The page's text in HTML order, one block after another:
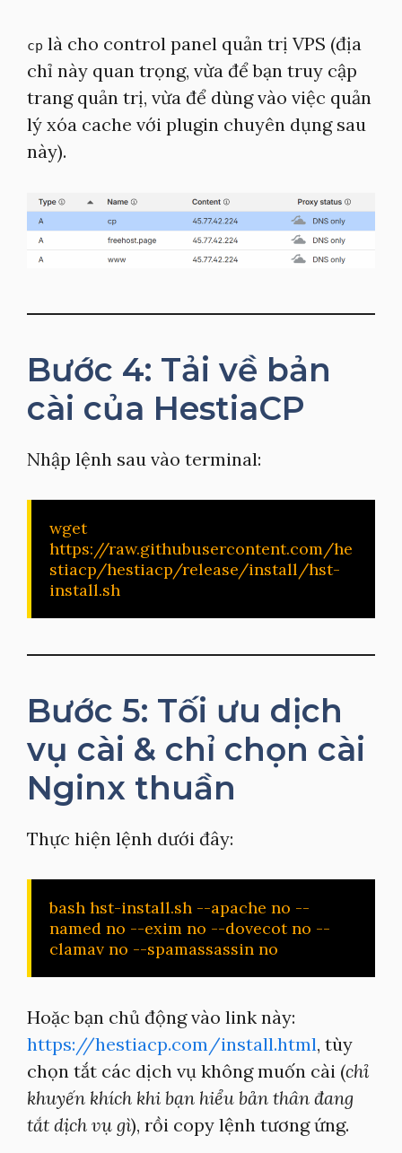
cp là cho control panel quản trị VPS (địa
chỉ này quan trọng, vừa để bạn truy cập
trang quản trị, vừa để dùng vào việc quản
lý xóa cache với plugin chuyên dụng sau
này).
Bước 4: Tải về bản
cài của HestiaCP
Nhập lệnh sau vào terminal:
wget
https://raw.githubusercontent.com/he
stiacp/hestiacp/release/install/hst-
install.sh
Bước 5: Tối ưu dịch
vụ cài & chỉ chọn cài
Nginx thuần
Thực hiện lệnh dưới đây:
bash hst-install.sh --apache no --
named no --exim no --dovecot no --
clamav no --spamassassin no
Hoặc bạn chủ động vào link này:
https://hestiacp.com/install.html, tùy
chọn tắt các dịch vụ không muốn cài (chỉ
khuyến khích khi bạn hiểu bản thân đang
tắt dịch vụ gì), rồi copy lệnh tương ứng.